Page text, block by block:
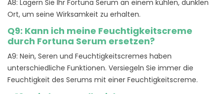
A8: Lagern Sie Ihr Fortuna Serum an einem kühlen, dunklen
Ort, um seine Wirksamkeit zu erhalten.
Q9: Kann ich meine Feuchtigkeitscreme
durch Fortuna Serum ersetzen?
A9: Nein, Seren und Feuchtigkeitscremes haben
unterschiedliche Funktionen. Versiegeln Sie immer die
Feuchtigkeit des Serums mit einer Feuchtigkeitscreme.